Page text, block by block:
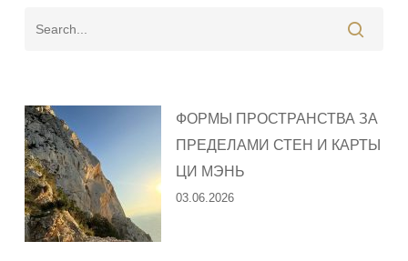
ФОРМЫ ПРОСТРАНСТВА ЗА
ПРЕДЕЛАМИ СТЕН И КАРТЫ
ЦИ МЭНЬ
03.06.2026